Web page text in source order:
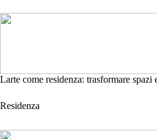
Larte come residenza: trasformare
Residenza